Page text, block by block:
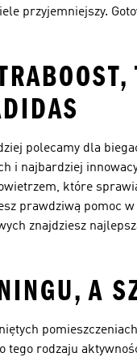
przyjemniejszy.
polecamy dla
i najbardziej
które
prawdziwą pomoc
znajdziesz
A
rodzaju